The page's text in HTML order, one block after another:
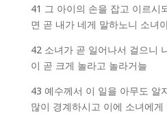
41 그 아이의 손을 잡고 이르시
면 곧 내가 네게 말하노니 소녀
42 소녀가 곧 일어나서 걸으니
이 곧 크게 놀라고 놀라거늘
43 예수께서 이 일을 아무도 알
많이 경계하시고 이에 소녀에